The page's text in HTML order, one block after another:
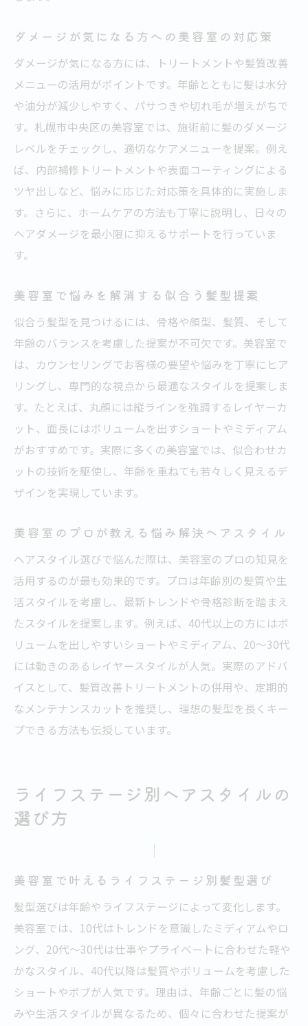
ダメージが気になる方への美容室の対応策
ダメージが気になる方には、トリートメントや髪質改善
メニューの活用がポイントです。年齢とともに髪は水分
や油分が減少しやすく、パサつきや切れ毛が増えがちで
す。札幌市中央区の美容室では、施術前に髪のダメージ
レベルをチェックし、適切なケアメニューを提案。例え
ば、内部補修トリートメントや表面コーティングによる
ツヤ出しなど、悩みに応じた対応策を具体的に実施しま
す。さらに、ホームケアの方法も丁寧に説明し、日々の
ヘアダメージを最小限に抑えるサポートを行っていま
す。
美容室で悩みを解消する似合う髪型提案
似合う髪型を見つけるには、骨格や顔型、髪質、そして
年齢のバランスを考慮した提案が不可欠です。美容室で
は、カウンセリングでお客様の要望や悩みを丁寧にヒア
リングし、専門的な視点から最適なスタイルを提案しま
す。たとえば、丸顔には縦ラインを強調するレイヤーカ
ット、面長にはボリュームを出すショートやミディアム
がおすすめです。実際に多くの美容室では、似合わせカ
ットの技術を駆使し、年齢を重ねても若々しく見えるデ
ザインを実現しています。
美容室のプロが教える悩み解決ヘアスタイル
ヘアスタイル選びで悩んだ際は、美容室のプロの知見を
活用するのが最も効果的です。プロは年齢別の髪質や生
活スタイルを考慮し、最新トレンドや骨格診断を踏まえ
たスタイルを提案します。例えば、40代以上の方にはボ
リュームを出しやすいショートやミディアム、20～30代
には動きのあるレイヤースタイルが人気。実際のアドバ
イスとして、髪質改善トリートメントの併用や、定期的
なメンテナンスカットを推奨し、理想の髪型を長くキー
プできる方法も伝授しています。
ライフステージ別ヘアスタイルの
選び方
美容室で叶えるライフステージ別髪型選び
髪型選びは年齢やライフステージによって変化します。
美容室では、10代はトレンドを意識したミディアムやロ
ング、20代～30代は仕事やプライベートに合わせた軽や
かなスタイル、40代以降は髪質やボリュームを考慮した
ショートやボブが人気です。理由は、年齢ごとに髪の悩
みや生活スタイルが異なるため、個々に合わせた提案が